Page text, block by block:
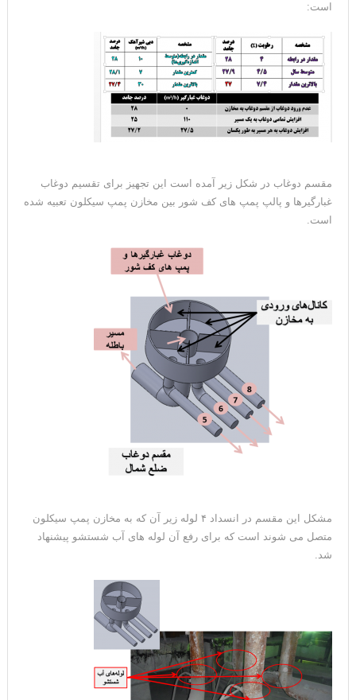
است:
مقسم دوغاب در شکل زیر آمده است این تجهیز برای تقسیم دوغاب
غبارگیرها و پالپ پمپ های کف شور بین مخازن پمپ سیکلون تعبیه شده
است.
مشکل این مقسم در انسداد ۴ لوله زیر آن که به مخازن پمپ سیکلون
متصل می شوند است که برای رفع آن لوله های آب شستشو پیشنهاد
شد.